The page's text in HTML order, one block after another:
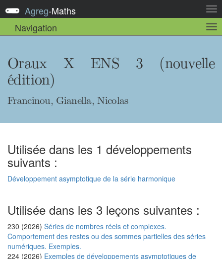
la
Agreg-Maths
Navigation
la
Oraux X ENS 3 (nouvelle
édition)
Francinou, Gianella, Nicolas
Utilisée dans les 1 développements
suivants :
Développement asymptotique de la série harmonique
Utilisée dans les 3 leçons suivantes :
230 (2026) Séries de nombres réels et complexes.
Comportement des restes ou des sommes partielles des séries
numériques. Exemples.
224 (2026) Exemples de développements asymptotiques de